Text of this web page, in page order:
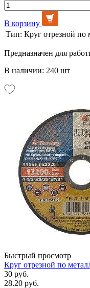
В корзину
Тип: Круг отрезной по
Предназначен для
В наличии: 240 шт
Быстрый просмотр
Круг отрезной по
30 руб.
28.20 руб.